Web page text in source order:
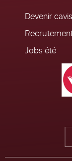
Devenir
Jobs été